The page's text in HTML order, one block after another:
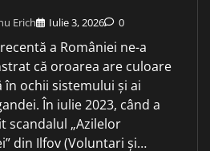
Erich Iulie 3, 2026 0
a României ne-a
că oroarea are culoare
în ochii sistemului și ai
În iulie 2023, când a
scandalul „Azilelor
din Ilfov (Voluntari și…